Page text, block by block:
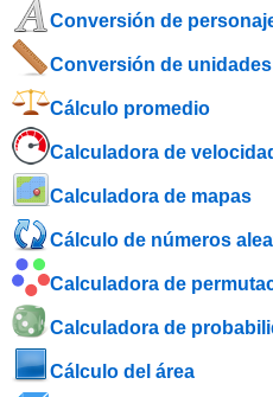
Conversión de
Conversión de unidades
Cálculo promedio
Calculadora de
Calculadora de mapas
Cálculo de números
Calculadora de
Calculadora de
Cálculo del área